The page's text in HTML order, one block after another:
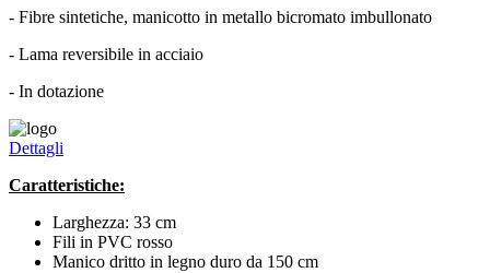
- Fibre sintetiche, manicotto in metallo bicromato imbullonato
- Lama reversibile in acciaio
- In dotazione
Dettagli
Caratteristiche:
Larghezza: 33 cm
Fili in PVC rosso
Manico dritto in legno duro da 150 cm